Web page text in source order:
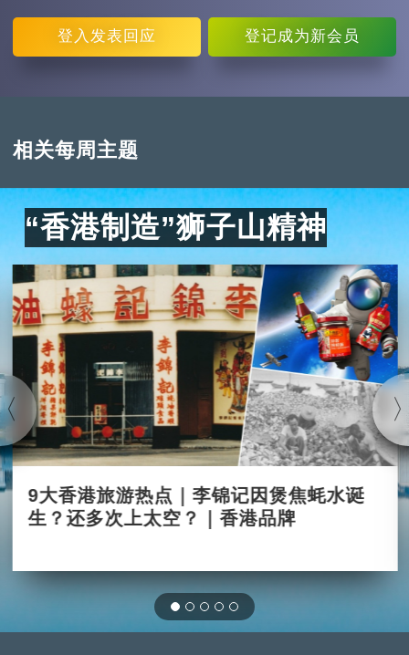
登入 发表回应 登记成为新会员
相关每周主题
“香港制造”狮子山精神
9大香港旅游热点｜李锦记因煲焦蚝水诞
生？还多次上太空？｜香港品牌